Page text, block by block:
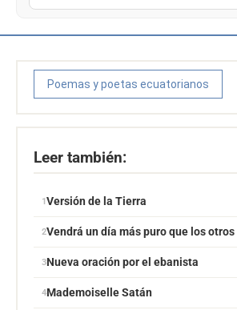
Poemas y poetas ecuatorianos
Leer también:
Versión de la Tierra
Vendrá un día más puro que los otros
Nueva oración por el ebanista
Mademoiselle Satán